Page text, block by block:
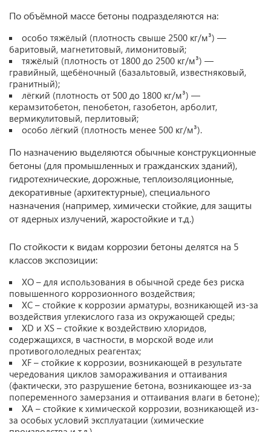
По объёмной массе бетоны подразделяются на:
особо тяжёлый (плотность свыше 2500 кг/м³) —
баритовый, магнетитовый, лимонитовый;
тяжёлый (плотность от 1800 до 2500 кг/м³) —
гравийный, щебёночный (базальтовый, известняковый,
гранитный);
лёгкий (плотность от 500 до 1800 кг/м³) —
керамзитобетон, пенобетон, газобетон, арболит,
вермикулитовый, перлитовый;
особо лёгкий (плотность менее 500 кг/м³).
По назначению выделяются обычные конструкционные
бетоны (для промышленных и гражданских зданий),
гидротехнические, дорожные, теплоизоляционные,
декоративные (архитектурные), специального
назначения (например, химически стойкие, для защиты
от ядерных излучений, жаростойкие и т.д.)
По стойкости к видам коррозии бетоны делятся на 5
классов экспозиции:
XO – для использования в обычной среде без риска
повышенного коррозионного воздействия;
XC – стойкие к коррозии арматуры, возникающей из-за
воздействия углекислого газа из окружающей среды;
XD и XS – стойкие к воздействию хлоридов,
содержащихся, в частности, в морской воде или
противогололедных реагентах;
XF – стойкие к коррозии, возникающей в результате
чередования циклов замораживания и оттаивания
(фактически, это разрушение бетона, возникающее из-за
попеременного замерзания и оттаивания влаги в бетоне);
XA – стойкие к химической коррозии, возникающей из-
за особых условий эксплуатации (химические